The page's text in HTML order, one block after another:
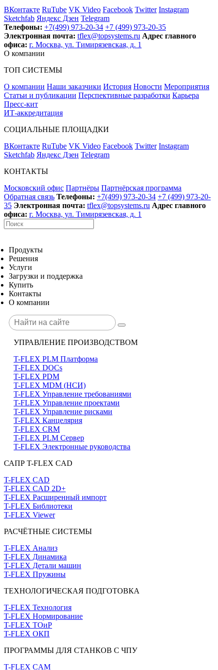
ВКонтакте RuTube VK Video Facebook Twitter Instagram
Sketchfab Яндекс Дзен Telegram
Телефоны: +7(499) 973-20-34 +7 (499) 973-20-35
Электронная почта: tflex@topsystems.ru Адрес главного
офиса: г. Москва, ул. Тимирязевская, д. 1
О компании
ТОП СИСТЕМЫ
О компании Наши заказчики История Новости Мероприятия
Статьи и публикации Перспективные разработки Карьера
Пресс-кит
ИТ-аккредитация
СОЦИАЛЬНЫЕ ПЛОЩАДКИ
ВКонтакте RuTube VK Video Facebook Twitter Instagram
Sketchfab Яндекс Дзен Telegram
КОНТАКТЫ
Московский офис Партнёры Партнёрская программа
Обратная связь Телефоны: +7(499) 973-20-34 +7 (499) 973-20-
35 Электронная почта: tflex@topsystems.ru Адрес главного
офиса: г. Москва, ул. Тимирязевская, д. 1
Продукты
Решения
Услуги
Загрузки и поддержка
Купить
Контакты
О компании
УПРАВЛЕНИЕ ПРОИЗВОДСТВОМ
T-FLEX PLM Платформа
T-FLEX DOCs
T-FLEX PDM
T-FLEX MDM (НСИ)
T-FLEX Управление требованиями
T-FLEX Управление проектами
T-FLEX Управление рисками
T-FLEX Канцелярия
T-FLEX CRM
T-FLEX PLM Сервер
T-FLEX Электронные руководства
САПР T-FLEX CAD
T-FLEX CAD
T-FLEX CAD 2D+
T-FLEX Расширенный импорт
T-FLEX Библиотеки
T-FLEX Viewer
РАСЧЁТНЫЕ СИСТЕМЫ
T-FLEX Анализ
T-FLEX Динамика
T-FLEX Детали машин
T-FLEX Пружины
ТЕХНОЛОГИЧЕСКАЯ ПОДГОТОВКА
T-FLEX Технология
T-FLEX Нормирование
T-FLEX ТОиР
T-FLEX ОКП
ПРОГРАММЫ ДЛЯ СТАНКОВ С ЧПУ
T-FLEX CAM